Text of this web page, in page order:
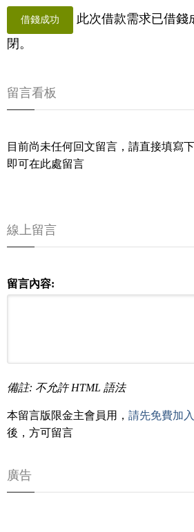
借錢成功
此次借款需求已借錢
閉。
留言看板
目前尚未任何回文留言，請直接填寫
即可在此處留言
線上留言
留言內容:
備註: 不允許 HTML 語法
本留言版限金主會員用， 請先免費加
後，方可留言
廣告